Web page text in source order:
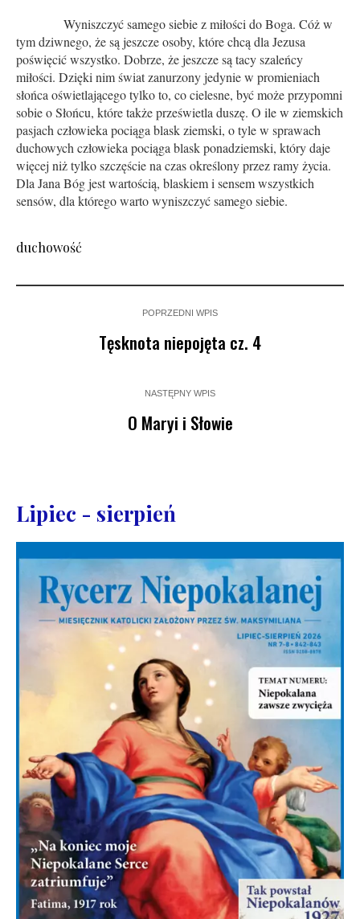
Wyniszczyć samego siebie z miłości do Boga. Cóż w
tym dziwnego, że są jeszcze osoby, które chcą dla Jezusa
poświęcić wszystko. Dobrze, że jeszcze są tacy szaleńcy
miłości. Dzięki nim świat zanurzony jedynie w promieniach
słońca oświetlającego tylko to, co cielesne, być może przypomni
sobie o Słońcu, które także prześwietla duszę. O ile w ziemskich
pasjach człowieka pociąga blask ziemski, o tyle w sprawach
duchowych człowieka pociąga blask ponadziemski, który daje
więcej niż tylko szczęście na czas określony przez ramy życia.
Dla Jana Bóg jest wartością, blaskiem i sensem wszystkich
sensów, dla którego warto wyniszczyć samego siebie.
duchowość
POPRZEDNI WPIS
Tęsknota niepojęta cz. 4
NASTĘPNY WPIS
O Maryi i Słowie
Lipiec - sierpień